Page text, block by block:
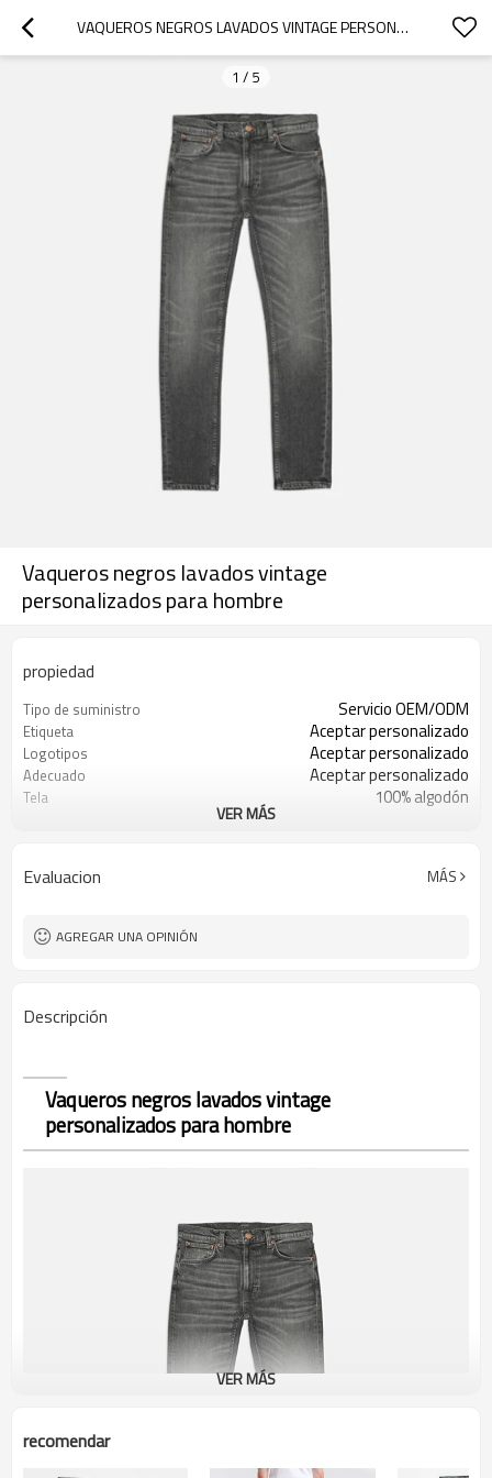
VAQUEROS NEGROS LAVADOS VINTAGE PERSONALIZADOS PARA HOMBRE
1 / 5
Vaqueros negros lavados vintage
personalizados para hombre
propiedad
Tipo de suministro Servicio OEM/ODM
Etiqueta Aceptar personalizado
Logotipos Aceptar personalizado
Adecuado Aceptar personalizado
Tela 100% algodón
Shenzhen
VER MÁS
Evaluacion MÁS
AGREGAR UNA OPINIÓN
Descripción
Vaqueros negros lavados vintage
personalizados para hombre
VER MÁS
recomendar